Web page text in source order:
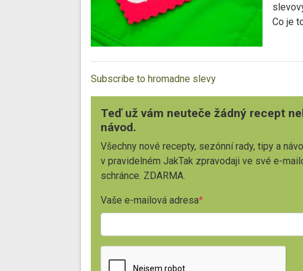
Co je
Subscribe to hromadne slevy
Teď už vám neuteče žádný recept
návod.
Všechny nové recepty, sezónní rady, tipy a
v pravidelném JakTak zpravodaji ve své e-
schránce. ZDARMA.
Vaše e-mailová adresa